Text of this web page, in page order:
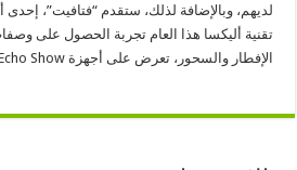
لديهم، وبالإضافة لذلك، ستقدم “فتافيت”،
تقنية أليكسا هذا العام تجربة الحصول على
الإفطار والسحور، تعرض على أجهزة Echo Show.